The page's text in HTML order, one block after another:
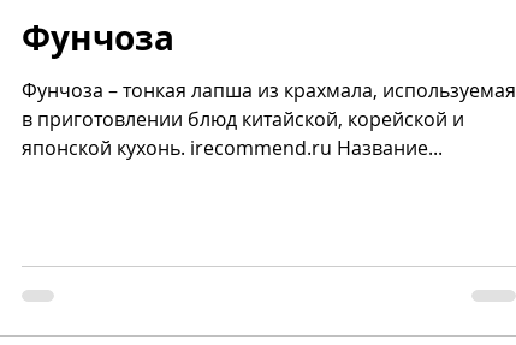
Фунчоза
Фунчоза – тонкая лапша из крахмала, используемая
в приготовлении блюд китайской, корейской и
японской кухонь. irecommend.ru Название...